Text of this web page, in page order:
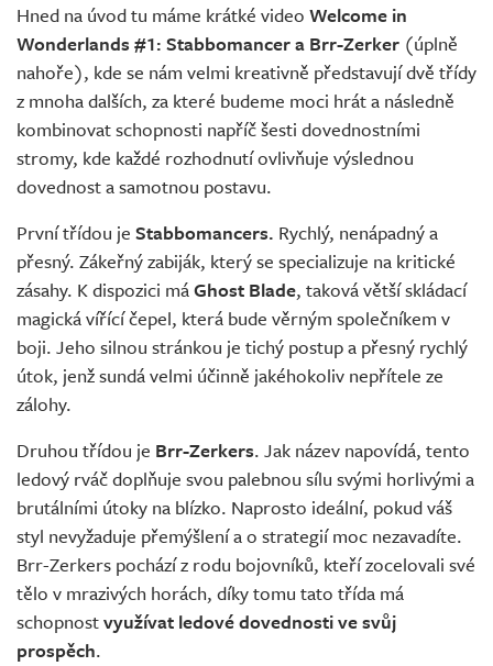
Hned na úvod tu máme krátké video Welcome in
Wonderlands #1: Stabbomancer a Brr-Zerker (úplně
nahoře), kde se nám velmi kreativně představují dvě třídy
z mnoha dalších, za které budeme moci hrát a následně
kombinovat schopnosti napříč šesti dovednostními
stromy, kde každé rozhodnutí ovlivňuje výslednou
dovednost a samotnou postavu.
První třídou je Stabbomancers. Rychlý, nenápadný a
přesný. Zákeřný zabiják, který se specializuje na kritické
zásahy. K dispozici máGhost Blade, taková větší skládací
magická vířící čepel, která bude věrným společníkem v
boji. Jeho silnou stránkou je tichý postup a přesný rychlý
útok, jenž sundá velmi účinně jakéhokoliv nepřítele ze
zálohy.
Druhou třídou je Brr-Zerkers. Jak název napovídá, tento
ledový rváč doplňuje svou palebnou sílu svými horlivými a
brutálními útoky na blízko. Naprosto ideální, pokud váš
styl nevyžaduje přemýšlení a o strategií moc nezavadíte.
Brr-Zerkers pochází z rodu bojovníků, kteří zocelovali své
tělo v mrazivých horách, díky tomu tato třída má
schopnostvyužívat ledové dovednosti ve svůj
prospěch.